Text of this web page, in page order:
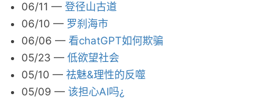
06/11 — 登径山古道
06/10 — 罗刹海市
06/06 — 看chatGPT如何欺骗
05/23 — 低欲望社会
05/10 — 祛魅&理性的反噬
05/09 — 该担心AI吗¿